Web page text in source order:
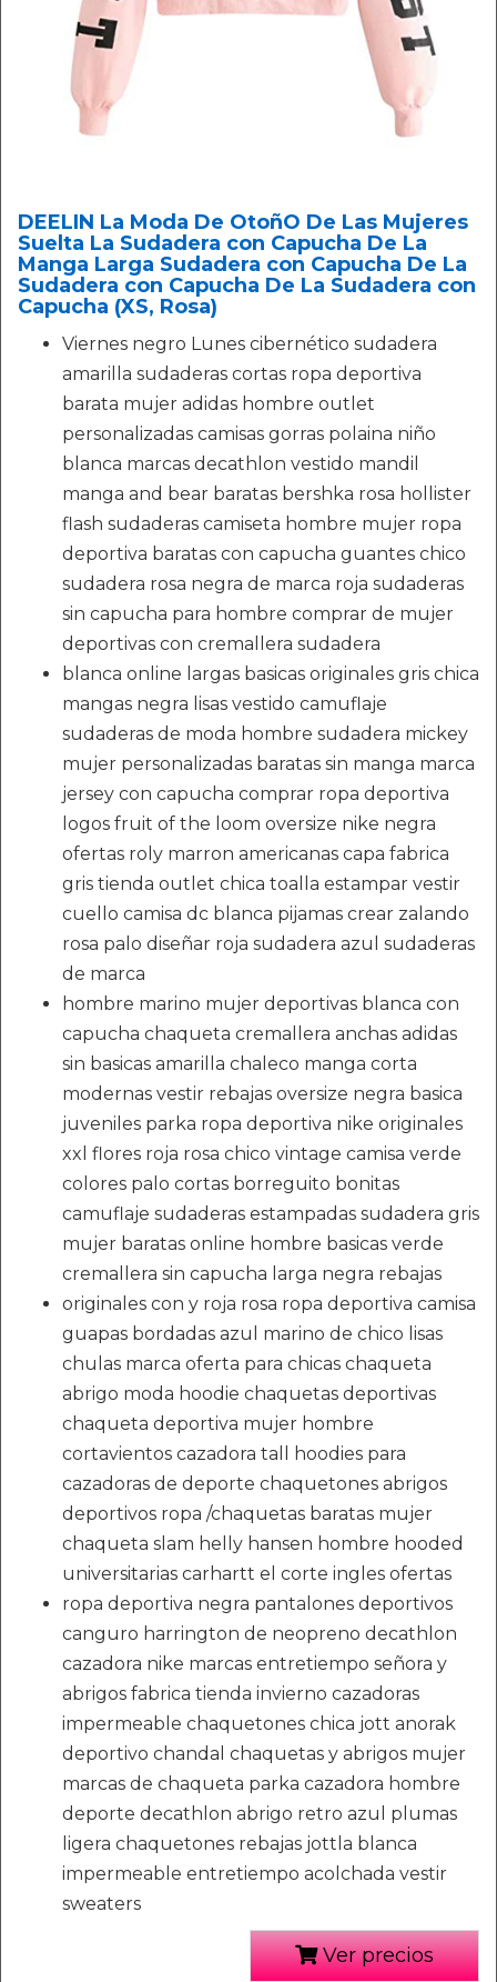
DEELIN La Moda De OtoñO De Las Mujeres
Suelta La Sudadera con Capucha De La
Manga Larga Sudadera con Capucha De La
Sudadera con Capucha De La Sudadera con
Capucha (XS, Rosa)
Viernes negro Lunes cibernético sudadera
amarilla sudaderas cortas ropa deportiva
barata mujer adidas hombre outlet
personalizadas camisas gorras polaina niño
blanca marcas decathlon vestido mandil
manga and bear baratas bershka rosa hollister
flash sudaderas camiseta hombre mujer ropa
deportiva baratas con capucha guantes chico
sudadera rosa negra de marca roja sudaderas
sin capucha para hombre comprar de mujer
deportivas con cremallera sudadera
blanca online largas basicas originales gris chica
mangas negra lisas vestido camuflaje
sudaderas de moda hombre sudadera mickey
mujer personalizadas baratas sin manga marca
jersey con capucha comprar ropa deportiva
logos fruit of the loom oversize nike negra
ofertas roly marron americanas capa fabrica
gris tienda outlet chica toalla estampar vestir
cuello camisa dc blanca pijamas crear zalando
rosa palo diseñar roja sudadera azul sudaderas
de marca
hombre marino mujer deportivas blanca con
capucha chaqueta cremallera anchas adidas
sin basicas amarilla chaleco manga corta
modernas vestir rebajas oversize negra basica
juveniles parka ropa deportiva nike originales
xxl flores roja rosa chico vintage camisa verde
colores palo cortas borreguito bonitas
camuflaje sudaderas estampadas sudadera gris
mujer baratas online hombre basicas verde
cremallera sin capucha larga negra rebajas
originales con y roja rosa ropa deportiva camisa
guapas bordadas azul marino de chico lisas
chulas marca oferta para chicas chaqueta
abrigo moda hoodie chaquetas deportivas
chaqueta deportiva mujer hombre
cortavientos cazadora tall hoodies para
cazadoras de deporte chaquetones abrigos
deportivos ropa /chaquetas baratas mujer
chaqueta slam helly hansen hombre hooded
universitarias carhartt el corte ingles ofertas
ropa deportiva negra pantalones deportivos
canguro harrington de neopreno decathlon
cazadora nike marcas entretiempo señora y
abrigos fabrica tienda invierno cazadoras
impermeable chaquetones chica jott anorak
deportivo chandal chaquetas y abrigos mujer
marcas de chaqueta parka cazadora hombre
deporte decathlon abrigo retro azul plumas
ligera chaquetones rebajas jottla blanca
impermeable entretiempo acolchada vestir
sweaters
Ver precios